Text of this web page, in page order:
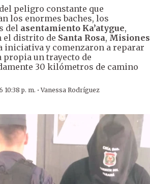
peligro constante que
los enormes baches, los
del asentamiento Ka’atygue,
el distrito de Santa Rosa, Misiones
iniciativa y comenzaron a reparar
propia un trayecto de
30 kilómetros de camino
10:38 p. m. ·Vanessa Rodríguez